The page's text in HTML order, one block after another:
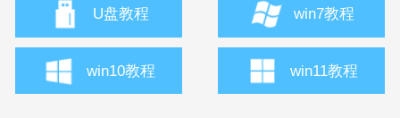
U盘教程 win7教程
win10教程 win11教程